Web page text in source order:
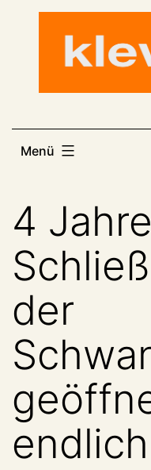
Menü
4
der